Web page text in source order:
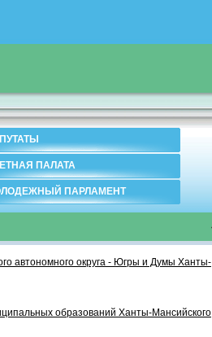
ПАЛАТА
ПАРЛАМЕНТ
автономного округа - Югры и Думы Ханты-
образований Ханты-Мансийского